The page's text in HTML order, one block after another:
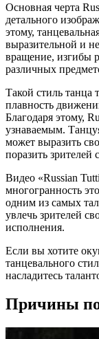
Основная черта
детального
этому,
выразительной и
вращение, изгибы
различных
Такой стиль танца
плавность
Благодаря этому,
узнаваемым.
может выразить
поразить зрителей
Видео «Russian
многогранность
одним из самых
увлечь зрителей
исполнения.
Если вы хотите
танцевального
насладитесь
Причины